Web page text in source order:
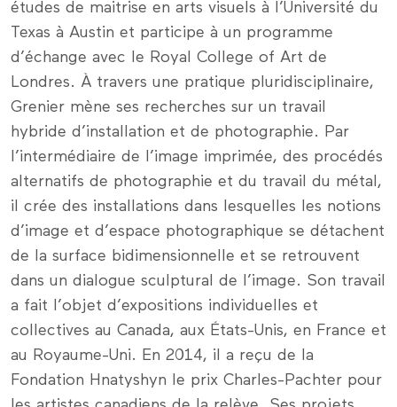
études de maitrise en arts visuels à l’Université du
Texas à Austin et participe à un programme
d’échange avec le Royal College of Art de
Londres. À travers une pratique pluridisciplinaire,
Grenier mène ses recherches sur un travail
hybride d’installation et de photographie. Par
l’intermédiaire de l’image imprimée, des procédés
alternatifs de photographie et du travail du métal,
il crée des installations dans lesquelles les notions
d’image et d’espace photographique se détachent
de la surface bidimensionnelle et se retrouvent
dans un dialogue sculptural de l’image. Son travail
a fait l’objet d’expositions individuelles et
collectives au Canada, aux États-Unis, en France et
au Royaume-Uni. En 2014, il a reçu de la
Fondation Hnatyshyn le prix Charles-Pachter pour